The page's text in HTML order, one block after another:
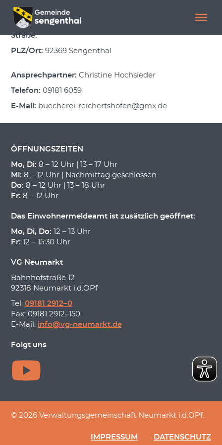
Menü überspringen
Menü überspringen
Bücherei Reichertshofen
Straße:
PLZ/Ort: 92369 Sengenthal
Ansprechpartner: Christine Hochsieder
Telefon: 09181 6059
E-Mail: buecherei-reichertshofen@gmx.de
ÖFFNUNGSZEITEN
Mo, Di: 8 – 12 Uhr | 13 – 17 Uhr
Mi: 8 – 12 Uhr | Nachmittag geschlossen
Do: 8 – 12 Uhr | 13 – 18 Uhr
Fr: 8 – 12 Uhr
Das Einwohnermeldeamt ist zusätzlich geöffnet:
Mo, Di, Do: 12 – 13 Uhr
Fr: 12 – 15:30 Uhr
VG Neumarkt
Bahnhofstraße 12
92318 Neumarkt i.d.OPf
Tel: 09181 2912–0
Fax: 09181 2912–150
E-Mail: info@vg-neumarkt.de
Folgt uns
© 2026 Verwaltungsgemeinschaft Neumarkt i.d.OPf.
IMPRESSUM DATENSCHUTZ